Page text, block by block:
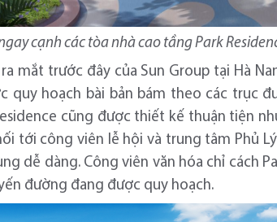
cạnh các tòa nhà cao tầng Park
mắt trước đây của Sun Group tại Hà
quy hoạch bài bản bám theo các trục
cũng được thiết kế thuận tiện
tới công viên lễ hội và trung tâm Phủ
dễ dàng. Công viên văn hóa chỉ cách
đường đang được quy hoạch.